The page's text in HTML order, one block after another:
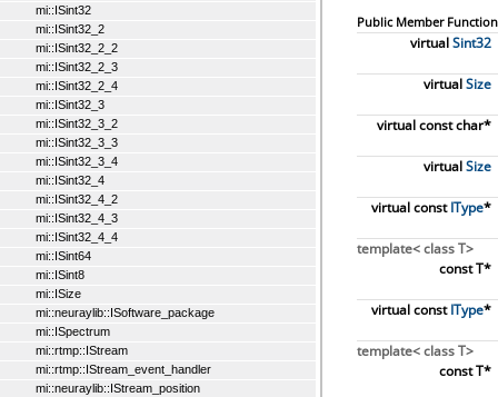
mi::ISint32
mi::ISint32_2
mi::ISint32_2_2
mi::ISint32_2_3
mi::ISint32_2_4
mi::ISint32_3
mi::ISint32_3_2
mi::ISint32_3_3
mi::ISint32_3_4
mi::ISint32_4
mi::ISint32_4_2
mi::ISint32_4_3
mi::ISint32_4_4
mi::ISint64
mi::ISint8
mi::ISize
mi::neuraylib::ISoftware_package
mi::ISpectrum
mi::rtmp::IStream
mi::rtmp::IStream_event_handler
mi::neuraylib::IStream_position
Public Member
virtualSint32
virtualSize
virtual const char*
virtualSize
virtual constIType*
template< class T>
const T*
virtual constIType*
template< class T>
const T*